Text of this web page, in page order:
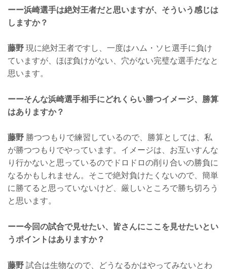
ーー浜崎選手は絶対王者だと思いますが、そういう感じは
しますか？
藤野 現に絶対王者ですし、一度はハム・ソヒ選手に負け
ていますが、ほぼ負けがない、穴がない完璧な選手だなと
思います。
ーーそんな浜崎選手相手にどれくらい勝つイメージ、勝算
はありますか？
藤野 勝つつもりで練習しているので、勝算としては、私
が勝つつもりでやっています。イメージは、お互いすんな
り行かないと思っているのでドロドロの削り合いの勝負に
なるかもしれません。そこで絶対負けたくないので、簡単
に勝てると思っていないけど、厳しいところで勝ち切ろう
と思います。
ーー今回の試合で見せたい、皆さんにここを見せたいとい
うポイントはありますか？
藤野 試合は生物なので、どうなるかはやってみないとわ